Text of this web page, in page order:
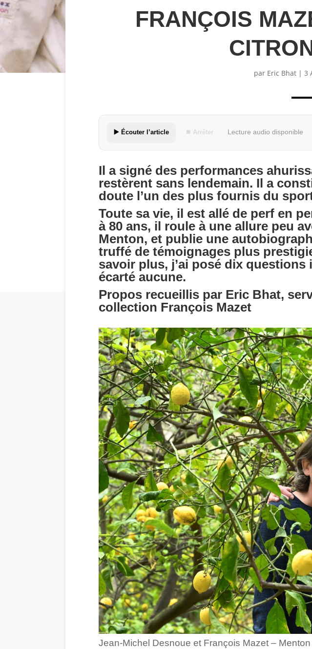
FRANÇOIS
par Eric Bhat| 3
▶️ Écouter l’article ⏹ Arrêter Lecture audio disponible
Il a signé des performances
restèrent sans lendemain. Il a
doute l’un des plus fournis du
Toute sa vie, il est allé de perf en
à 80 ans, il roule à une allure peu
Menton, et publie une
truffé de témoignages plus
savoir plus, j’ai posé dix questions
écarté aucune.
Propos recueillis par Eric Bhat,
collection François Mazet
Jean-Michel Desnoue et François Mazet –